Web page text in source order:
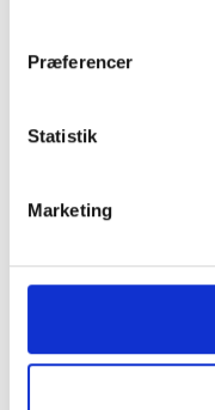
Præferencer
Statistik
Marketing
Køb mere og spar
Gratis levering